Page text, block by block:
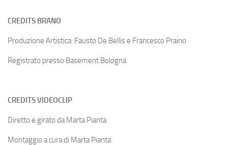
CREDITS BRANO
Produzione Artistica: Fausto De Bellis e Francesco Praino
Registrato presso Basement Bologna
CREDITS VIDEOCLIP
Diretto e girato da Marta Pianta
Montaggio a cura di Marta Pianta